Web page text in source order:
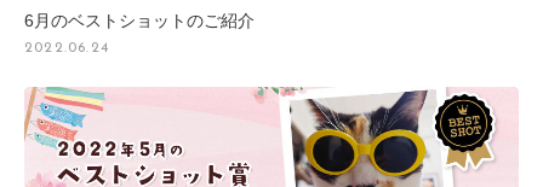
6月のベストショットのご紹介
2022.06.24